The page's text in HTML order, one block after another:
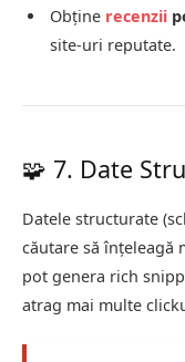
Obține recenzii
site-uri reputate.
🧩 7. Date
Datele structurate
căutare să înțeleagă
pot genera rich
atrag mai multe